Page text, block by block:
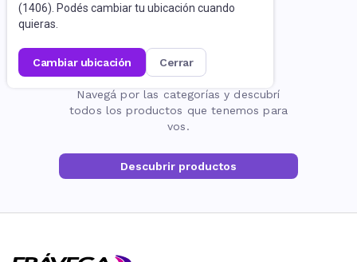
(1406). Podés cambiar tu ubicación cuando
quieras.
cambiar ubicación cerrar
La página no existe
Navegá por las categorías y descubrí
todos los productos que tenemos para
vos.
Descubrir productos